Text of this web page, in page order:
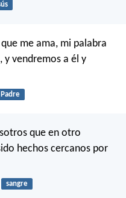
me ama, mi palabra
y vendremos a él y
Padre
que en otro
hechos cercanos por
sangre